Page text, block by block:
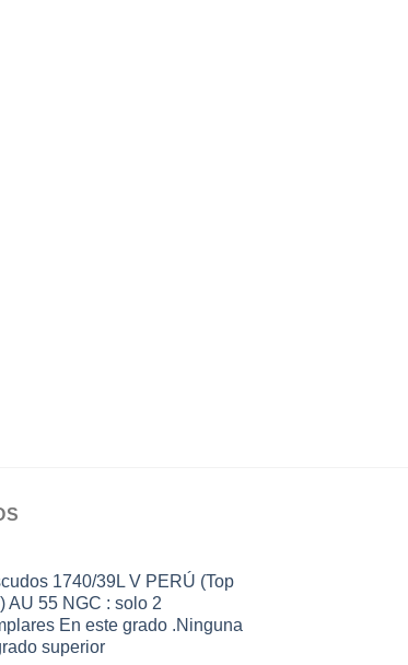
1740/39L V PERÚ (Top
AU 55 NGC : solo 2
En este grado .Ninguna
superior